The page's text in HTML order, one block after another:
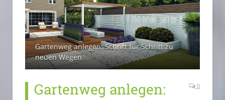
Gartenweg anlegen: Schritt für Schritt zu
neuen Wegen
Gartenweg anlegen:
0